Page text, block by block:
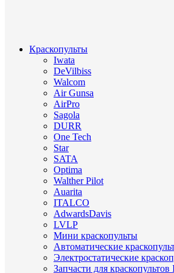
Краскопульты
Iwata
DeVilbiss
Walcom
Air Gunsa
AirPro
Sagola
DURR
One Tech
Star
SATA
Optima
Walther Pilot
Auarita
ITALCO
AdwardsDavis
LVLP
Мини краскопульты
Автоматические
Электростатические
Запчасти для краскопультов